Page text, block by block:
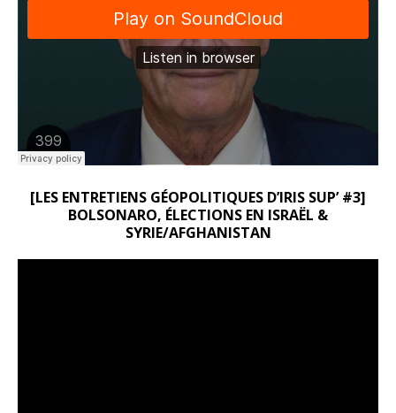
[LES ENTRETIENS GÉOPOLITIQUES D’IRIS SUP’ #3]
BOLSONARO, ÉLECTIONS EN ISRAËL &
SYRIE/AFGHANISTAN